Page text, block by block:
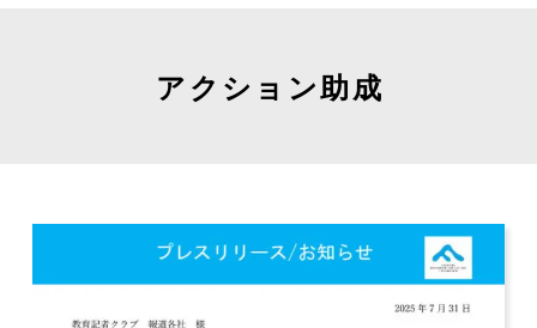
アクション助成